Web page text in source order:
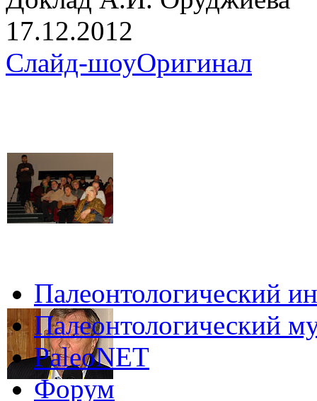
17.12.2012
Слайд-шоуОригинал
Палеонтологический
Палеонтологический
PaleoNET
Форум